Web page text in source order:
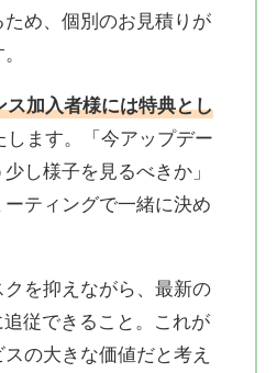
め、個別のお見積りが
ス加入者様には特典とし
します。「今アップデー
し様子を見るべきか」
ティングで一緒に決め
を抑えながら、最新の
従できること。これが
の大きな価値だと考え